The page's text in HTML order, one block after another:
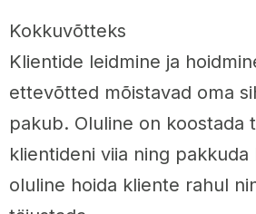
Kokkuvõtteks
Klientide leidmine ja
ettevõtted mõistavad oma
pakub. Oluline on koostada
klientideni viia ning
oluline hoida kliente rahul